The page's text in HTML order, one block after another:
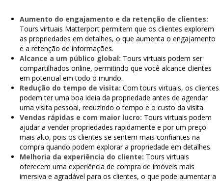
Aumento do engajamento e da retenção de clientes:
Tours virtuais Matterport permitem que os clientes explorem
as propriedades em detalhes, o que aumenta o engajamento
e a retenção de informações.
Alcance a um público global: Tours virtuais podem ser
compartilhados online, permitindo que você alcance clientes
em potencial em todo o mundo.
Redução do tempo de visita: Com tours virtuais, os clientes
podem ter uma boa ideia da propriedade antes de agendar
uma visita pessoal, reduzindo o tempo e o custo da visita.
Vendas rápidas e com maior lucro: Tours virtuais podem
ajudar a vender propriedades rapidamente e por um preço
mais alto, pois os clientes se sentem mais confiantes na
compra quando podem explorar a propriedade em detalhes.
Melhoria da experiência do cliente: Tours virtuais
oferecem uma experiência de compra de imóveis mais
imersiva e agradável para os clientes, o que pode aumentar a